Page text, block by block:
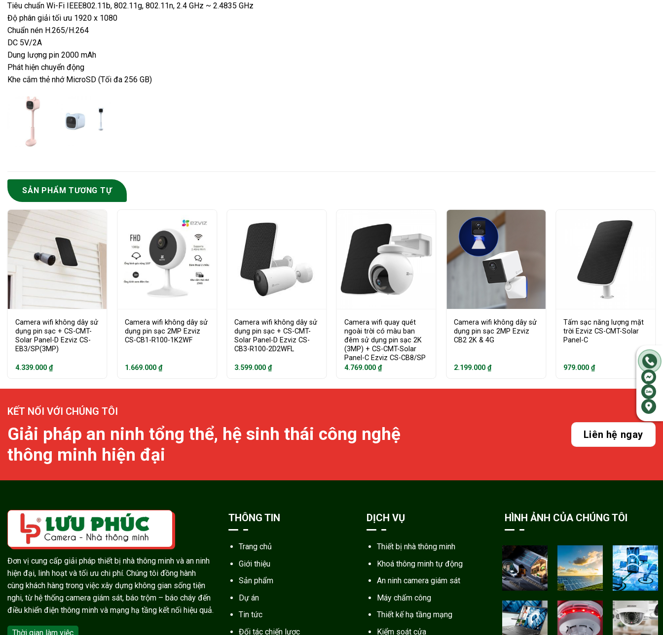
Tiêu chuẩn Wi-Fi IEEE802.11b, 802.11g, 802.11n, 2.4 GHz ~ 2.4835 GHz
Độ phân giải tối ưu 1920 x 1080
Chuẩn nén H.265/H.264
DC 5V/2A
Dung lượng pin 2000 mAh
Phát hiện chuyển động
Khe cắm thẻ nhớ MicroSD (Tối đa 256 GB)
SẢN PHẨM TƯƠNG TỰ
Camera wifi không dây sử
dụng pin sạc + CS-CMT-
Solar Panel-D Ezviz CS-
EB3/SP(3MP)
4.339.000 ₫
Camera wifi không dây sử
dụng pin sạc 2MP Ezviz
CS-CB1-R100-1K2WF
1.669.000₫
Camera wifi không dây sử
dụng pin sạc + CS-CMT-
Solar Panel-D Ezviz CS-
CB3-R100-2D2WFL
3.599.000₫
Camera wifi quay quét
ngoài trời có màu ban
đêm sử dụng pin sạc 2K
(3MP) + CS-CMT-Solar
Panel-C Ezviz CS-CB8/SP
4.769.000 ₫
Camera wifi không dây sử
dụng pin sạc 2MP Ezviz
CB2 2K & 4G
2.199.000₫
Tấm sạc năng lượng mặt
trời Ezviz CS-CMT-Solar
Panel-C
979.000₫
KẾT NỐI VỚI CHÚNG TÔI
Giải pháp an ninh tổng thể, hệ sinh thái công nghệ
thông minh hiện đại
Liên hệ ngay
Đơn vị cung cấp giải pháp thiết bị nhà thông minh và an ninh
hiện đại, linh hoạt và tối ưu chi phí. Chúng tôi đồng hành
cùng khách hàng trong việc xây dựng không gian sống tiện
nghi, từ hệ thống camera giám sát, báo trộm – báo cháy đến
điều khiển điện thông minh và mạng hạ tầng kết nối hiệu quả.
Thời gian làm việc
THÔNG TIN
Trang chủ
Giới thiệu
Sản phẩm
Dự án
Tin tức
Đối tác chiến lược
DỊCH VỤ
Thiết bị nhà thông minh
Khoá thông minh tự động
An ninh camera giám sát
Máy chấm công
Thiết kế hạ tầng mạng
Kiểm soát cửa
HÌNH ẢNH CỦA CHÚNG TÔI